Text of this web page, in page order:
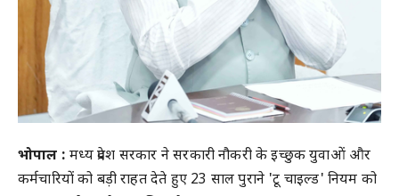
भोपाल : मध्य प्रदेश सरकार ने सरकारी नौकरी के इच्छुक युवाओं और
कर्मचारियों को बड़ी राहत देते हुए 23 साल पुराने 'टू चाइल्ड' नियम को